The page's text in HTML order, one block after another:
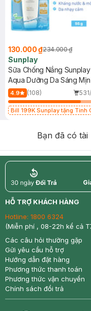
130.000 ₫234.000 ₫
Sunplay
Sữa Chống Nắng
Aqua Dưỡng Da Sáng
4.9 (108)
Bill 199K Sunplay tặng Tinh
Bạn đã có tài
return
HỖ TRỢ KHÁCH HÀNG
Hotline: 1800 6324
(Miễn phí , 08-22h kể cả
Các câu hỏi thường gặp
Gửi yêu cầu hỗ trợ
Hướng dẫn đặt hàng
Phương thức thanh toán
Phương thức vận chuyển
Chính sách đổi trả